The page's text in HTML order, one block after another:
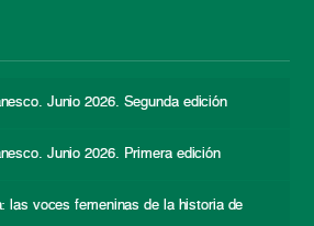
Junio 2026. Segunda edición
Junio 2026. Primera edición
las voces femeninas de la historia de